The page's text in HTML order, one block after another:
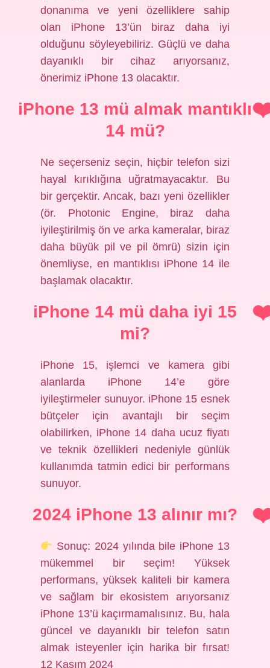
donanıma ve yeni özelliklere sahip
olan iPhone 13’ün biraz daha iyi
olduğunu söyleyebiliriz. Güçlü ve daha
dayanıklı bir cihaz arıyorsanız,
önerimiz iPhone 13 olacaktır.
iPhone 13 mü almak mantıklı
14 mü?
Ne seçerseniz seçin, hiçbir telefon sizi
hayal kırıklığına uğratmayacaktır. Bu
bir gerçektir. Ancak, bazı yeni özellikler
(ör. Photonic Engine, biraz daha
iyileştirilmiş ön ve arka kameralar, biraz
daha büyük pil ve pil ömrü) sizin için
önemliyse, en mantıklısı iPhone 14 ile
başlamak olacaktır.
iPhone 14 mü daha iyi 15
mi?
iPhone 15, işlemci ve kamera gibi
alanlarda iPhone 14’e göre
iyileştirmeler sunuyor. iPhone 15 esnek
bütçeler için avantajlı bir seçim
olabilirken, iPhone 14 daha ucuz fiyatı
ve teknik özellikleri nedeniyle günlük
kullanımda tatmin edici bir performans
sunuyor.
2024 iPhone 13 alınır mı?
Sonuç: 2024 yılında bile iPhone 13
mükemmel bir seçim! Yüksek
performans, yüksek kaliteli bir kamera
ve sağlam bir ekosistem arıyorsanız
iPhone 13’ü kaçırmamalısınız. Bu, hala
güncel ve dayanıklı bir telefon satın
almak isteyenler için harika bir fırsat!
12 Kasım 2024